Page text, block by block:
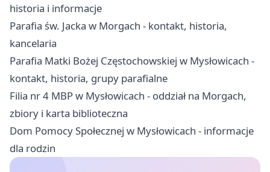
historia i informacje
Parafia św. Jacka w Morgach - kontakt, historia,
kancelaria
Parafia Matki Bożej Częstochowskiej w Mysłowicach -
kontakt, historia, grupy parafialne
Filia nr 4 MBP w Mysłowicach - oddział na Morgach,
zbiory i karta biblioteczna
Dom Pomocy Społecznej w Mysłowicach - informacje
dla rodzin